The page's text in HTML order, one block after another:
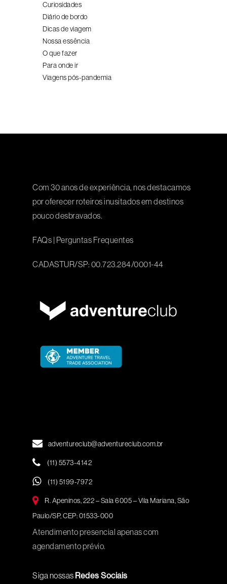
Curiosidades
Diário de bordo
Dicas de viagem
Nossa essência
O que fazer
Para onde ir
Viagens pós-pandemia
Com 30 anos de experiência, nos destacamos
por oferecer roteiros inusitados em destinos
pouco desbravados.
FAQs | Perguntas Frequentes
CADASTUR/SP: 00.723.284/0001-44
adventureclub@adventureclub.com.br
(11) 5573-4142
(11) 5199-7972
R. Apeninos, 222 – Sala 6005 – Vila Mariana, São
Paulo/SP, CEP: 01533-000
Atendimento presencial apenas com
agendamento prévio.
Siga nossas Redes Sociais